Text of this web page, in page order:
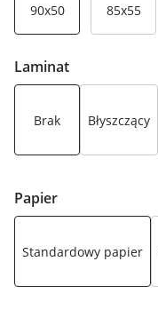
90x50 85x55
Laminat
Brak Błyszczący
Papier
Standardowy papier